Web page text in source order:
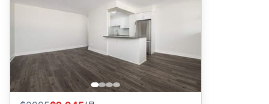
日期: 最新日期在前
价格 - $$$ 到 $
价格 - $ 到 $$$